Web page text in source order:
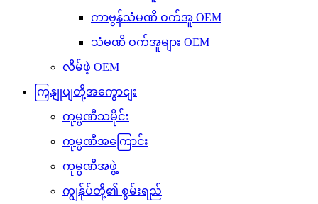
ကာဗွန်သံမဏိ ဝက်အူ OEM
သံမဏိ ဝက်အူများ OEM
လိမ်ဖဲ့ OEM
ကြှနျုပျတို့အကွောငျး
ကုမ္ပဏီသမိုင်း
ကုမ္ပဏီအကြောင်း
ကုမ္ပဏီအဖွဲ့
ကျွန်ုပ်တို့၏ စွမ်းရည်